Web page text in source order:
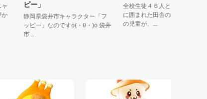
ニャ
戸か
ピー」
静岡県袋井市キャラクター「フ
ッピー」なのですo(・θ・)o 袋井
全校生徒４６人という、
に囲まれた田舎の小さな
の児童が、...